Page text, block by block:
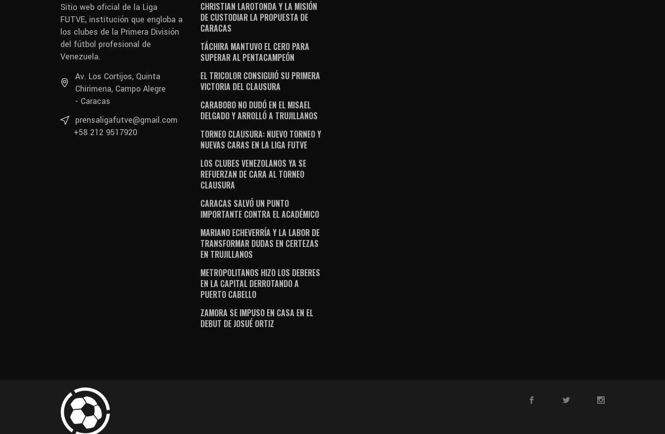
Sitio web oficial de la Liga
FUTVE, institución que engloba a
los clubes de la Primera División
del fútbol profesional de
Venezuela.
Av. Los Cortijos, Quinta
Chirimena, Campo Alegre
- Caracas
prensaligafutve@gmail.com
+58 212 9517920
CHRISTIAN LAROTONDA Y LA MISIÓN
DE CUSTODIAR LA PROPUESTA DE
CARACAS
TÁCHIRA MANTUVO EL CERO PARA
SUPERAR AL PENTACAMPEÓN
EL TRICOLOR CONSIGUIÓ SU PRIMERA
VICTORIA DEL CLAUSURA
CARABOBO NO DUDÓ EN EL MISAEL
DELGADO Y ARROLLÓ A TRUJILLANOS
TORNEO CLAUSURA: NUEVO TORNEO Y
NUEVAS CARAS EN LA LIGA FUTVE
LOS CLUBES VENEZOLANOS YA SE
REFUERZAN DE CARA AL TORNEO
CLAUSURA
CARACAS SALVÓ UN PUNTO
IMPORTANTE CONTRA EL ACADÉMICO
MARIANO ECHEVERRÍA Y LA LABOR DE
TRANSFORMAR DUDAS EN CERTEZAS
EN TRUJILLANOS
METROPOLITANOS HIZO LOS DEBERES
EN LA CAPITAL DERROTANDO A
PUERTO CABELLO
ZAMORA SE IMPUSO EN CASA EN EL
DEBUT DE JOSUÉ ORTIZ